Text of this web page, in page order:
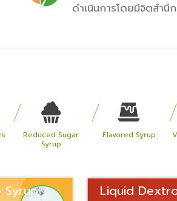
ดำเนินการโดยมีจิตสำนึ
Reduced Sugar
Syrup
Flavored Syrup
Syrup Liquid